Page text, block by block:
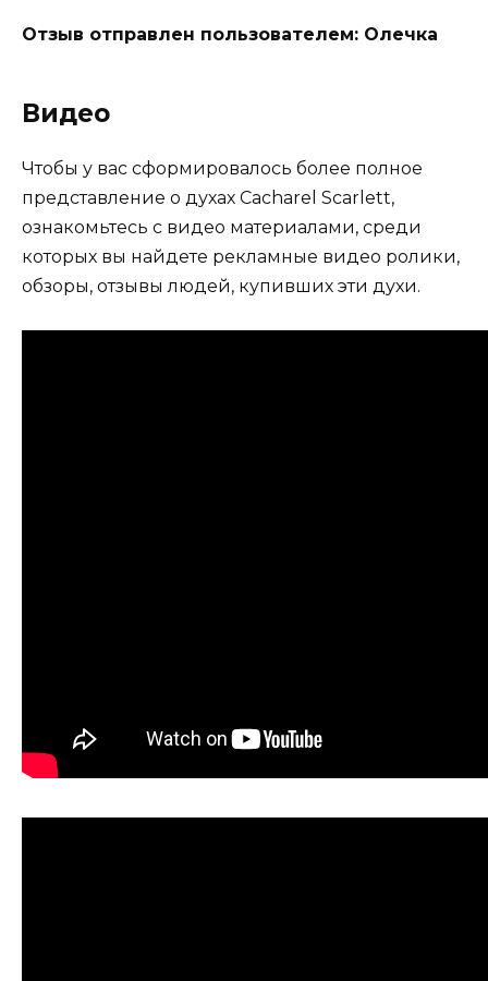
Отзыв отправлен пользователем: Олечка
Видео
Чтобы у вас сформировалось более полное
представление о духах Cacharel Scarlett,
ознакомьтесь с видео материалами, среди
которых вы найдете рекламные видео ролики,
обзоры, отзывы людей, купивших эти духи.